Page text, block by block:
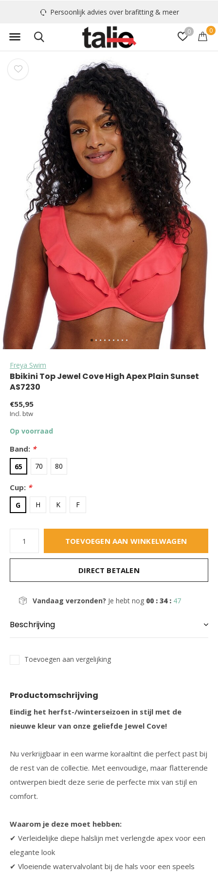
0 0
Persoonlijk advies over brafitting & meer
Freya Swim
Bbikini Top Jewel Cove High Apex Plain Sunset
AS7230
€55,95
Incl. btw
Op voorraad
Band: *
65 70 80
Cup: *
G H K F
TOEVOEGEN AAN WINKELWAGEN
DIRECT BETALEN
Vandaag verzonden? Je hebt nog 00 : 34 : 46
Beschrijving
Toevoegen aan vergelijking
Productomschrijving
Eindig het herfst-/winterseizoen in stijl met de
nieuwe kleur van onze geliefde Jewel Cove!
Nu verkrijgbaar in een warme koraaltint die perfect past bij
de rest van de collectie. Met eenvoudige, maar flatterende
ontwerpen biedt deze serie de perfecte mix van stijl en
comfort.
Waarom je deze moet hebben:
✔ Verleidelijke diepe halslijn met verlengde apex voor een
elegante look
✔ Vloeiende watervalvolant bij de hals voor een speels